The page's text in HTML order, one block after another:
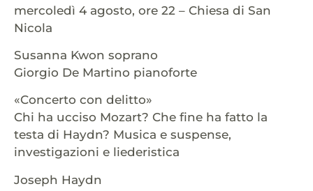
mercoledì 4 agosto, ore 22 – Chiesa di San
Nicola
Susanna Kwon soprano
Giorgio De Martino pianoforte
«Concerto con delitto»
Chi ha ucciso Mozart? Che fine ha fatto la
testa di Haydn? Musica e suspense,
investigazioni e liederistica
Joseph Haydn